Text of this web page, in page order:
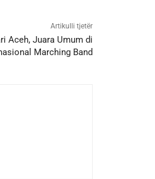
Artikulli tjetër
Aceh, Juara Umum di
Marching Band